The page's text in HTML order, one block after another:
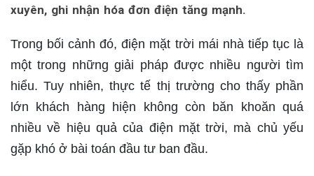
xuyên, ghi nhận hóa đơn điện tăng mạnh.
Trong bối cảnh đó, điện mặt trời mái nhà tiếp tục là
một trong những giải pháp được nhiều người tìm
hiểu. Tuy nhiên, thực tế thị trường cho thấy phần
lớn khách hàng hiện không còn băn khoăn quá
nhiều về hiệu quả của điện mặt trời, mà chủ yếu
gặp khó ở bài toán đầu tư ban đầu.